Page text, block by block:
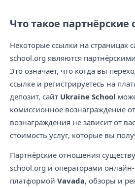
Что такое партнёрские
Некоторые ссылки на страницах
school.org являются
Это означает, что когда вы
ссылке и регистрируетесь на
депозит, сайт Ukraine School
комиссионное вознаграждение
вознаграждения не зависит от
стоимость услуг, которые вы
Партнёрские отношения
school.org и операторами онлайн-
платформой Vavada, обзоры и